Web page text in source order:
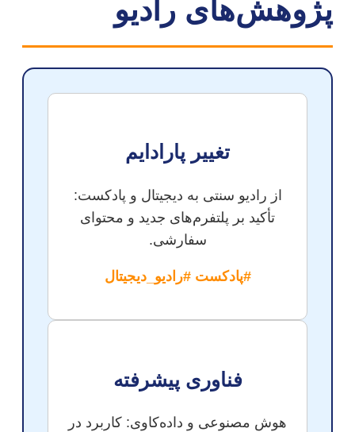
پژوهش‌های رادیو
تغییر پارادایم
از رادیو سنتی به دیجیتال و پادکست:
تأکید بر پلتفرم‌های جدید و محتوای
سفارشی.
#پادکست #رادیو_دیجیتال
فناوری پیشرفته
هوش مصنوعی و داده‌کاوی: کاربرد در